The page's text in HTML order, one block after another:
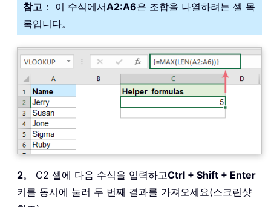
참고 ： 이 수식에서A2:A6은 조합을 나열하려는 셀 목
록입니다。
2。 C2 셀에 다음 수식을 입력하고Ctrl + Shift + Enter
키를 동시에 눌러 두 번째 결과를 가져오세요(스크린샷